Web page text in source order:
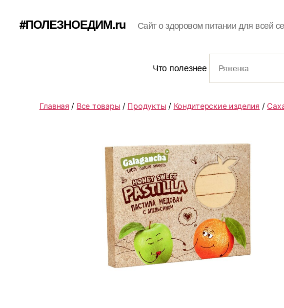
#ПОЛЕЗНОЕДИМ.ru Сайт о здоровом питании для всей
Что полезнее
Главная / Все товары / Продукты / Кондитерские изделия /